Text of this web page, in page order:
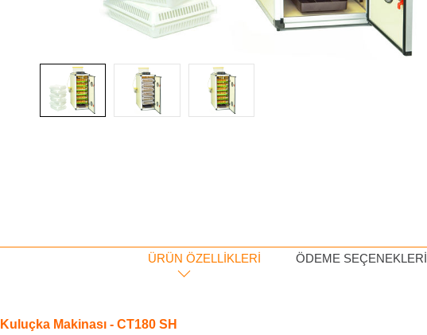
ÜRÜN ÖZELLIKLERI ÖDEME SEÇENEKLERI
Kuluçka Makinası - CT180 SH